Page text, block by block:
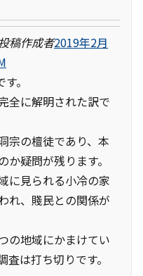
稿作成者2019年2月
。
全に解明された訳で
宗の檀徒であり、本
疑問が残ります。
に見られる小冷の家
れ、賤民との関係が
の地域にかまけてい
は打ち切りです。